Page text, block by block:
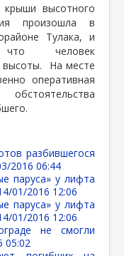
высотного
произошла в
Тулака, и
человек
высоты.
На месте
оперативная
обстоятельства
разбившегося
2016 06:44
паруса» у лифта
01/2016 12:06
паруса» у лифта
01/2016 12:06
не смогли
05:02